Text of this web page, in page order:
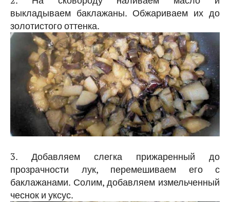
выкладываем баклажаны. Обжариваем их до
золотистого оттенка.
3. Добавляем слегка прижаренный до
прозрачности лук, перемешиваем его с
баклажанами. Солим, добавляем измельченный
чеснок и уксус.